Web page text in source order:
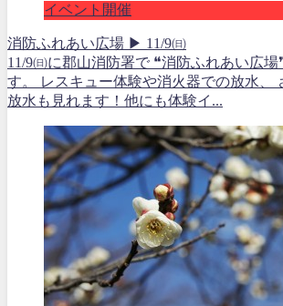
イベント開催
消防ふれあい広場 ▶ 11/9㈰
11/9㈰に郡山消防署で ❝消防ふれあい広場
す。 レスキュー体験や消火器での放水、
放水も見れます！他にも体験イ...